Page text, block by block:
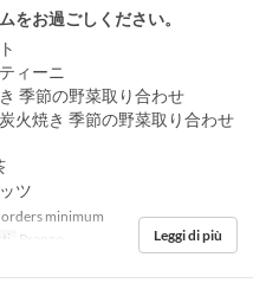
をお過ごしください。
ィーニ
季節の野菜取り合わせ
火焼き 季節の野菜取り合わせ
ツ
minimum
Pranzo Leggi di più